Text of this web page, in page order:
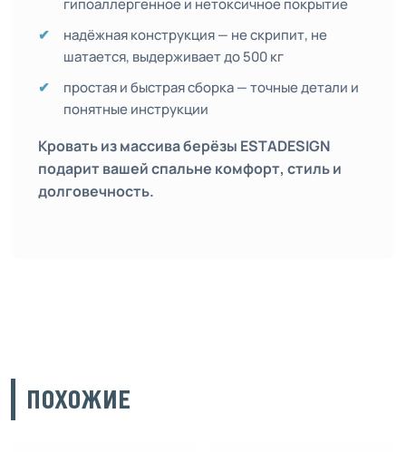
надёжная конструкция — не скрипит, не
шатается, выдерживает до 500 кг
простая и быстрая сборка — точные детали и
понятные инструкции
Кровать из массива берёзы ESTADESIGN
подарит вашей спальне комфорт, стиль и
долговечность.
ПОХОЖИЕ